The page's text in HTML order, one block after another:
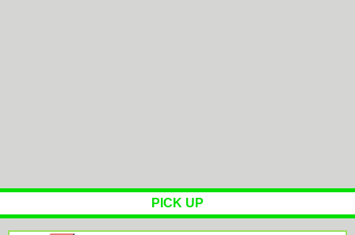
PICK UP